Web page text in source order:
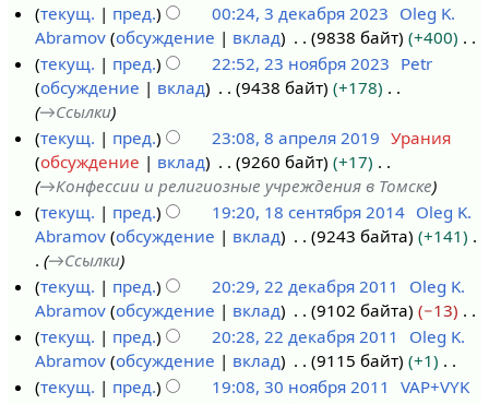
0
5
а
я
2
д
к
р
0
д
а
я
2
текущ. пред. 00:24, 3 декабря 2023 Oleg K.
Abramov обсуждение вклад 9838 байт
+400
Н
е
т
о
п
и
с
а
и
я
р
а
в
н
б
2
2
текущ. пред. 22:52, 23 ноября 2023 Petr
обсуждение
вклад 9438 байт
+178
→Ссылки
п
л
2
1
текущ. пред. 23:08, 8 апреля 2019 Урания
обсуждение
вклад 9260 байт
+17
→Конфессии и религиозные учреждения в Томске
с
н
я
текущ. пред. 19:20, 18 сентября 2014 Oleg K.
Abramov обсуждение вклад 9243 байта
+141
→Ссылки
2
е
текущ. пред. 20:29, 22 декабря 2011
Oleg K.
Abramov обсуждение вклад 9102 байта
−13
Н
е
т
текущ. пред. 20:28, 22 декабря 2011
Oleg K.
Abramov обсуждение вклад 9115 байт
+1
Нтекущ. пред. 19:08, 30 ноября 2011
VAP+VYK